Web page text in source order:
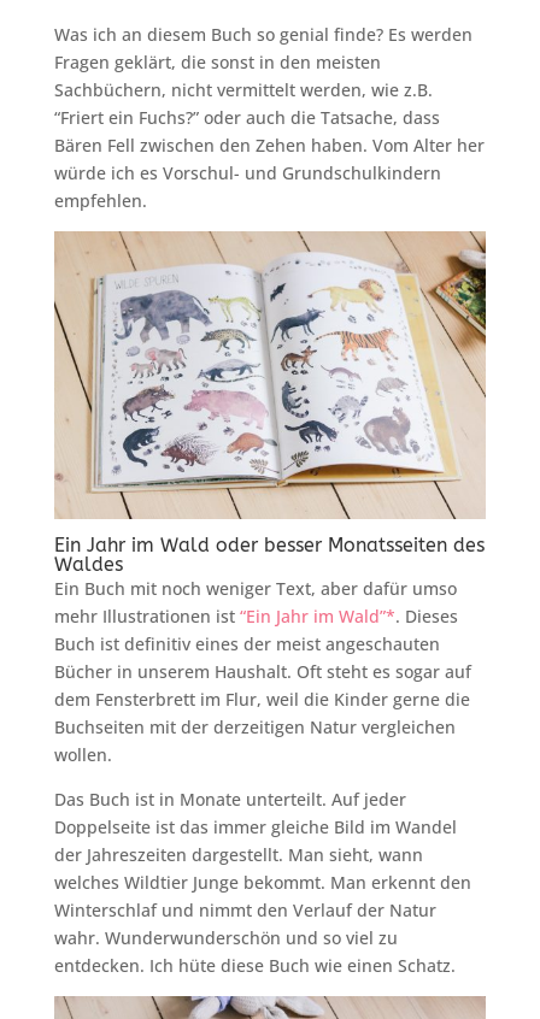
Was ich an diesem Buch so genial finde? Es werden
Fragen geklärt, die sonst in den meisten
Sachbüchern, nicht vermittelt werden, wie z.B.
“Friert ein Fuchs?” oder auch die Tatsache, dass
Bären Fell zwischen den Zehen haben. Vom Alter her
würde ich es Vorschul- und Grundschulkindern
empfehlen.
Ein Jahr im Wald oder besser Monatsseiten des
Waldes
Ein Buch mit noch weniger Text, aber dafür umso
mehr Illustrationen ist“Ein Jahr im Wald”*. Dieses
Buch ist definitiv eines der meist angeschauten
Bücher in unserem Haushalt. Oft steht es sogar auf
dem Fensterbrett im Flur, weil die Kinder gerne die
Buchseiten mit der derzeitigen Natur vergleichen
wollen.
Das Buch ist in Monate unterteilt. Auf jeder
Doppelseite ist das immer gleiche Bild im Wandel
der Jahreszeiten dargestellt. Man sieht, wann
welches Wildtier Junge bekommt. Man erkennt den
Winterschlaf und nimmt den Verlauf der Natur
wahr. Wunderwunderschön und so viel zu
entdecken. Ich hüte diese Buch wie einen Schatz.